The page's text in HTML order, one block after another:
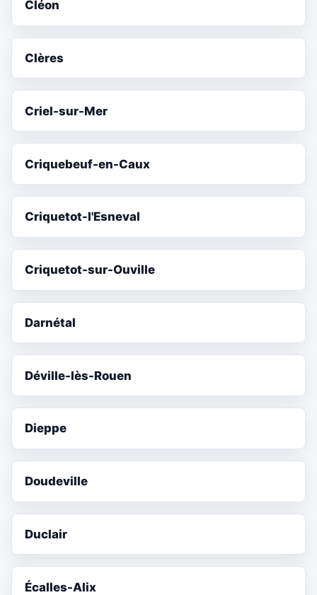
Cléon
Clères
Criel-sur-Mer
Criquebeuf-en-Caux
Criquetot-l'Esneval
Criquetot-sur-Ouville
Darnétal
Déville-lès-Rouen
Dieppe
Doudeville
Duclair
Écalles-Alix